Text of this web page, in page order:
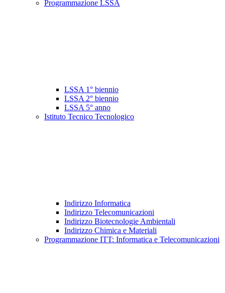
Programmazione LSSA
LSSA 1° biennio
LSSA 2° biennio
LSSA 5° anno
Istituto Tecnico Tecnologico
Indirizzo Informatica
Indirizzo Telecomunicazioni
Indirizzo Biotecnologie Ambientali
Indirizzo Chimica e Materiali
Programmazione ITT: Informatica e Telecomunicazioni